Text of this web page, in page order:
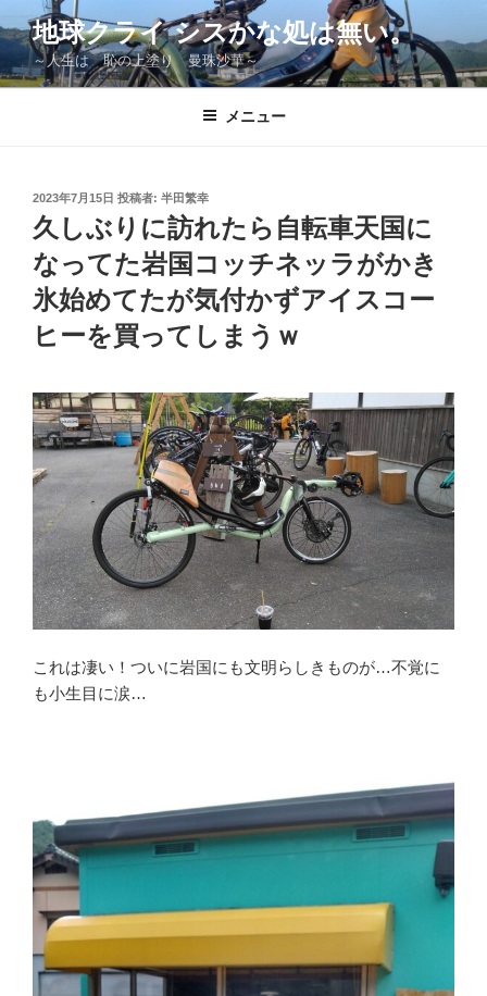
ン
テ
ン
地球クライ シスかな処は無い。
～人生は 恥の上塗り 曼珠沙華～
メニュー
投
稿
日:
2023年7月15日 投稿者: 半田繁幸
久しぶりに訪れたら自転車天国に
なってた岩国コッチネッラがかき
氷始めてたが気付かずアイスコー
ヒーを買ってしまうｗ
これは凄い！ついに岩国にも文明らしきものが…不覚に
も小生目に涙…